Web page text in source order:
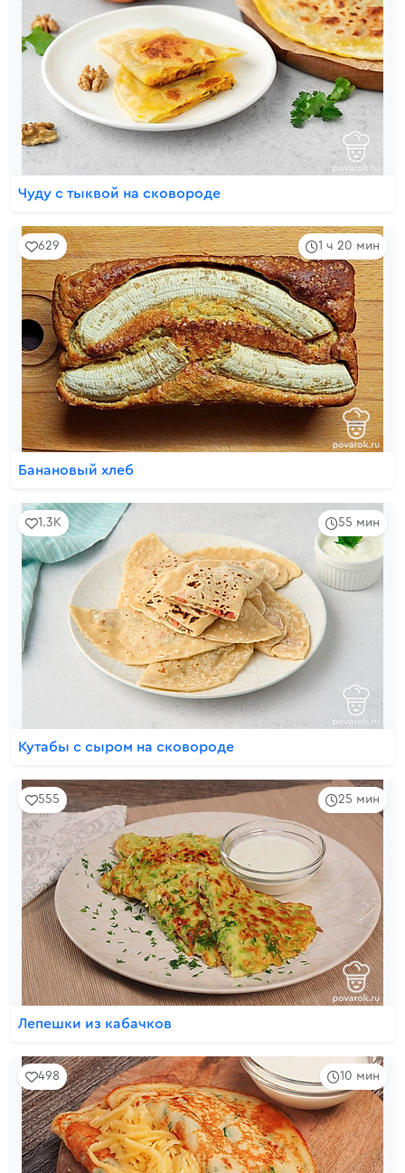
Чуду с тыквой на сковороде
1 ч 20 мин
629
Банановый хлеб
55 мин
1.3K
Кутабы с сыром на сковороде
25 мин
555
Лепешки из кабачков
10 мин
498